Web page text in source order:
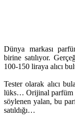
Dünya markası
birine satılıyor.
100-150 liraya alıcı
Tester olarak alıcı
lüks… Orijinal parfüm
söylenen yalan, bu
satıldığı…